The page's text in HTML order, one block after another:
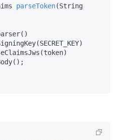
parseToken(String